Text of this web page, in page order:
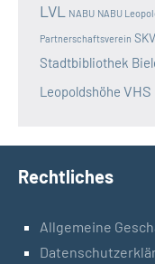
LVL NABU NABU
Partnerschaftsverein
Stadtbibliothek
Leopoldshöhe
Rechtliches
Allgemeine